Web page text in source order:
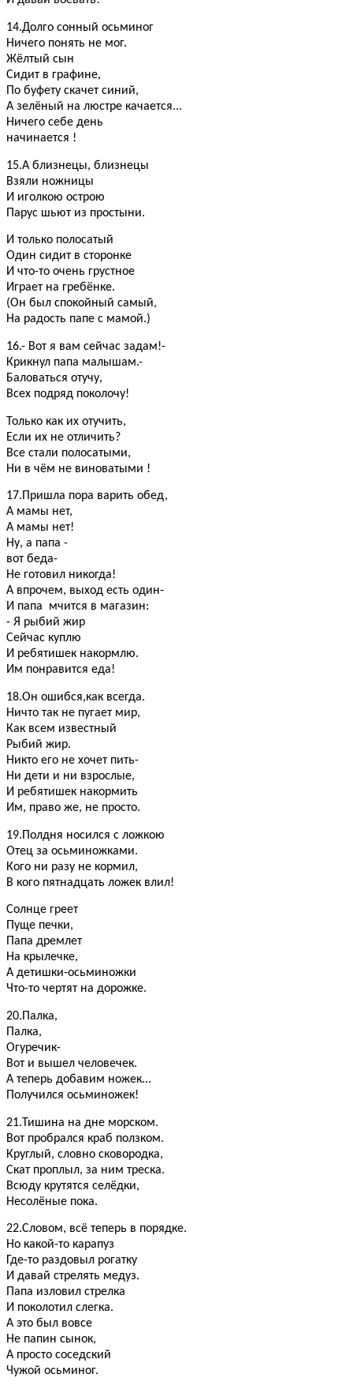
14.Долго сонный осьминог
Ничего понять не мог.
Жёлтый сын
Сидит в графине,
По буфету скачет синий,
А зелёный на люстре качается...
Ничего себе день
начинается !
15.А близнецы, близнецы
Взяли ножницы
И иголкою острою
Парус шьют из простыни.
И только полосатый
Один сидит в сторонке
И что-то очень грустное
Играет на гребёнке.
(Он был спокойный самый,
На радость папе с мамой.)
16.- Вот я вам сейчас задам!-
Крикнул папа малышам.-
Баловаться отучу,
Всех подряд поколочу!
Только как их отучить,
Если их не отличить?
Все стали полосатыми,
Ни в чём не виноватыми !
17.Пришла пора варить обед,
А мамы нет,
А мамы нет!
Ну, а папа -
вот беда-
Не готовил никогда!
А впрочем, выход есть один-
И папа мчится в магазин:
- Я рыбий жир
Сейчас куплю
И ребятишек накормлю.
Им понравится еда!
18.Он ошибся,как всегда.
Ничто так не пугает мир,
Как всем известный
Рыбий жир.
Никто его не хочет пить-
Ни дети и ни взрослые,
И ребятишек накормить
Им, право же, не просто.
19.Полдня носился с ложкою
Отец за осьминожками.
Кого ни разу не кормил,
В кого пятнадцать ложек влил!
Солнце греет
Пуще печки,
Папа дремлет
На крылечке,
А детишки-осьминожки
Что-то чертят на дорожке.
20.Палка,
Палка,
Огуречик-
Вот и вышел человечек.
А теперь добавим ножек...
Получился осьминожек!
21.Тишина на дне морском.
Вот пробрался краб ползком.
Круглый, словно сковородка,
Скат проплыл, за ним треска.
Всюду крутятся селёдки,
Несолёные пока.
22.Словом, всё теперь в порядке.
Но какой-то карапуз
Где-то раздовыл рогатку
И давай стрелять медуз.
Папа изловил стрелка
И поколотил слегка.
А это был вовсе
Не папин сынок,
А просто соседский
Чужой осьминог.